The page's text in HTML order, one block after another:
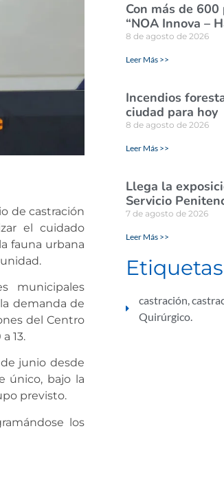
de castración
el cuidado
fauna urbana
municipales
demanda de
del Centro
13.
junio desde
único, bajo la
previsto.
los
Con más de
“NOA Innova –
8 de agosto de 2026
Leer Más >>
Incendios
ciudad para hoy
8 de agosto de 2026
Leer Más >>
Llega la
Servicio
7 de agosto de 2026
Leer Más >>
Etiquetas
castración,
Quirúrgico.